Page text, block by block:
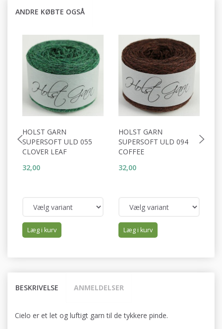
ANDRE KØBTE OGSÅ
HOLST GARN
SUPERSOFT ULD 055
CLOVER LEAF
32,00
Læg i kurv
HOLST GARN
SUPERSOFT ULD 094
COFFEE
32,00
Læg i kurv
BESKRIVELSE ANMELDELSER
Cielo er et let og luftigt garn til de tykkere pinde.